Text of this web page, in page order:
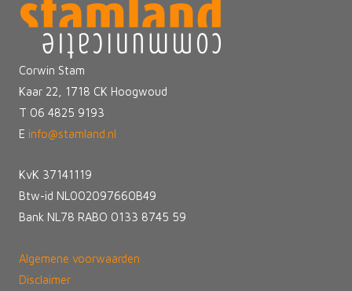
Corwin Stam
Kaar 22, 1718 CK Hoogwoud
T 06 4825 9193
E info@stamland.nl
KvK 37141119
Btw-id NL002097660B49
Bank NL78 RABO 0133 8745 59
Algemene voorwaarden
Disclaimer